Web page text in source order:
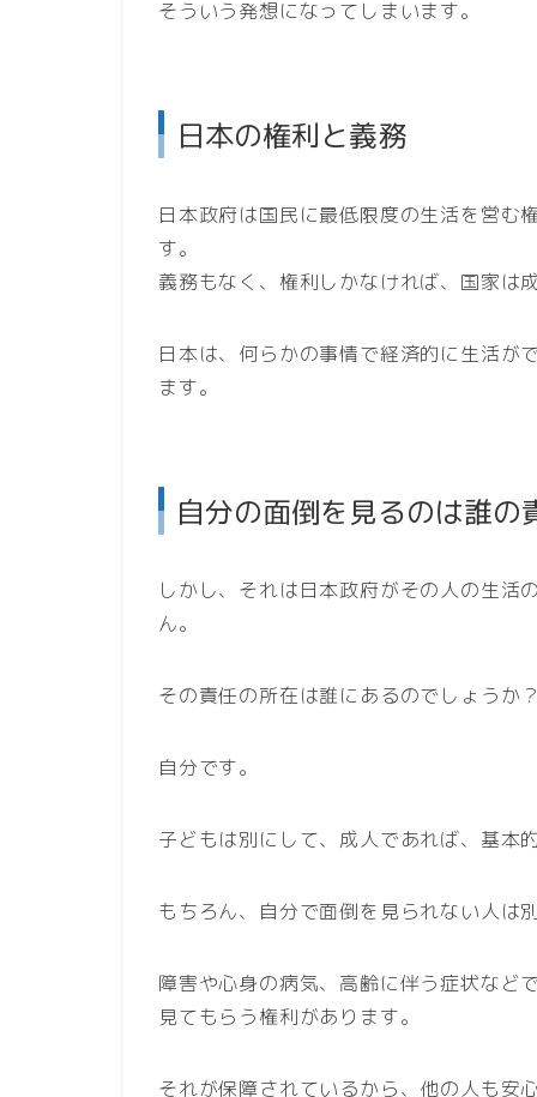
そういう発想になってしまいます。
日本の権利と義務
日本政府は国民に最低限度の生活を営む
す。
義務もなく、権利しかなければ、国家は
日本は、何らかの事情で経済的に生活が
ます。
自分の面倒を見るのは誰の
しかし、それは日本政府がその人の生活
ん。
その責任の所在は誰にあるのでしょうか
自分です。
子どもは別にして、成人であれば、基本
もちろん、自分で面倒を見られない人は
障害や心身の病気、高齢に伴う症状など
見てもらう権利があります。
それが保障されているから、他の人も安